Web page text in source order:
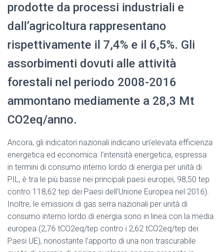
prodotte da processi industriali e
dall’agricoltura rappresentano
rispettivamente il 7,4% e il 6,5%. Gli
assorbimenti dovuti alle attività
forestali nel periodo 2008-2016
ammontano mediamente a 28,3 Mt
CO2eq/anno.
Ancora, gli indicatori nazionali indicano un’elevata efficienza
energetica ed economica: l’intensità energetica, espressa
in termini di consumo interno lordo di energia per unità di
PIL, è tra le più basse nei principali paesi europei, 98,50 tep
contro 118,62 tep dei Paesi dell’Unione Europea nel 2016).
Inoltre, le emissioni di gas serra nazionali per unità di
consumo interno lordo di energia sono in linea con la media
europea (2,76 tCO2eq/tep contro i 2,62 tCO2eq/tep dei
Paesi UE), nonostante l’apporto di una non trascurabile